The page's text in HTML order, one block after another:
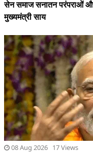
08 Aug 2026 17 Views
दिल्ली आईआईटी में मोदी बोले-